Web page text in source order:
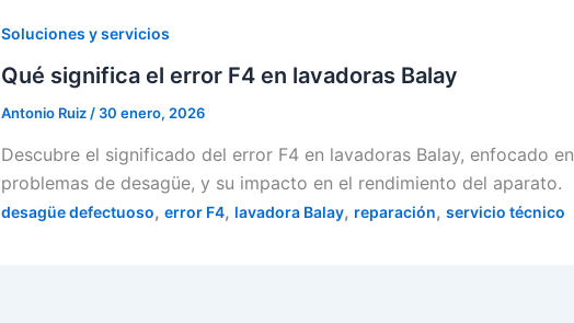
Soluciones y servicios
Qué significa el error F4 en lavadoras Balay
Antonio Ruiz / 30 enero, 2026
Descubre el significado del error F4 en lavadoras Balay, enfocado en
problemas de desagüe, y su impacto en el rendimiento del aparato.
desagüe defectuoso, error F4, lavadora Balay, reparación, servicio técnico